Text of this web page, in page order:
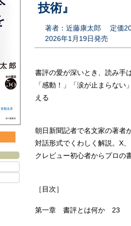
技術』
著者：近藤康太郎
定価
2026年1月19日発売
書評の愛が深いとき、読み手
「感動！」「涙が止まらな
える
朝日新聞記者で名文家の著者
対話形式でくわしく解説。X
クレビュー初心者からプロの
［目次］
第一章 書評とは何か 23